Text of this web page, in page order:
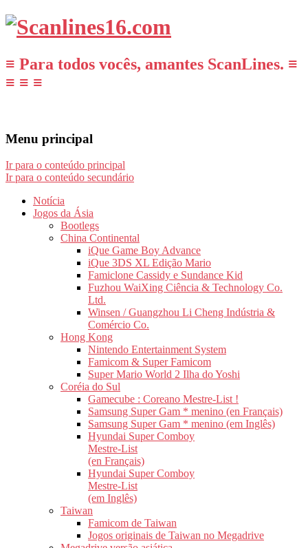
≡ Para todos vocês, amantes ScanLines. ≡
≡ ≡ ≡
Menu principal
Ir para o conteúdo principal
Ir para o conteúdo secundário
Notícia
Jogos da Ásia
Bootlegs
China Continental
iQue Game Boy Advance
iQue 3DS XL Edição Mario
Famiclone Cassidy e Sundance Kid
Fuzhou WaiXing Ciência & Technology Co.
Ltd.
Winsen / Guangzhou Li Cheng Indústria &
Comércio Co.
Hong Kong
Nintendo Entertainment System
Famicom & Super Famicom
Super Mario World 2 Ilha do Yoshi
Coréia do Sul
Gamecube : Coreano Mestre-List !
Samsung Super Gam * menino (en Français)
Samsung Super Gam * menino (em Inglês)
Hyundai Super Comboy
Mestre-List
(en Français)
Hyundai Super Comboy
Mestre-List
(em Inglês)
Taiwan
Famicom de Taiwan
Jogos originais de Taiwan no Megadrive